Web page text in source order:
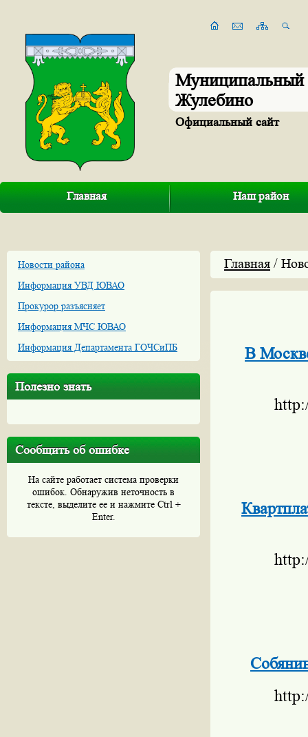
Муниципальный
Жулебино
Официальный сайт
Главная Наш район
Новости района
Информация УВД ЮВАО
Прокурор разъясняет
Информация МЧС ЮВАО
Информация Департамента ГОЧСиПБ
Полезно знать
Сообщить об ошибке
На сайте работает система проверки
ошибок. Обнаружив неточность в
тексте, выделите ее и нажмите Ctrl +
Enter.
Главная /
В